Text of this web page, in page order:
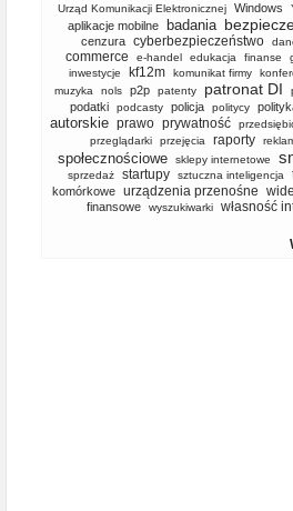
Urząd Komunikacji Elektronicznej Windows
aplikacje mobilne badania
cenzura cyberbezpieczeństwo
commerce
e-handel edukacja finanse
inwestycje kf12m komunikat firmy
muzyka nols p2p patenty patronat DI
podatki podcasty policja politycy
autorskie prawo prywatność
przeglądarki
przejęcia raporty
społecznościowe
sklepy internetowe
sprzedaż
startupy sztuczna inteligencja
komórkowe
urządzenia przenośne
finansowe
wyszukiwarki własność